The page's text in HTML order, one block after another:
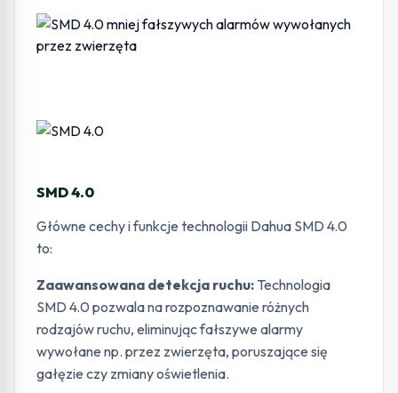
SMD 4.0
Główne cechy i funkcje technologii Dahua SMD 4.0
to:
Zaawansowana detekcja ruchu: Technologia
SMD 4.0 pozwala na rozpoznawanie różnych
rodzajów ruchu, eliminując fałszywe alarmy
wywołane np. przez zwierzęta, poruszające się
gałęzie czy zmiany oświetlenia.